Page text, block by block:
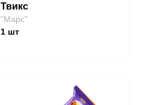
Твикс
"Марс"
1шт